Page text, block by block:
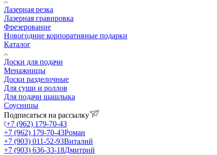
Лазерная резка
Лазерная гравировка
Фрезерование
Новогодние корпоративные подарки
Каталог
Доски для подачи
Менажницы
Доски разделочные
Для суши и роллов
Для подачи шашлыка
Соусницы
Подписаться на рассылку
+7 (962) 179-70-43
+7 (962) 179-70-43Роман
+7 (903) 011-52-93Виталий
+7 (903) 636-33-18Дмитрий